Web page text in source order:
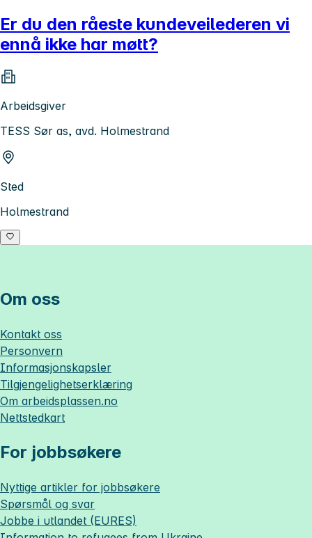
Er du den råeste kundeveilederen vi
ennå ikke har møtt?
Arbeidsgiver
TESS Sør as, avd. Holmestrand
Sted
Holmestrand
Om oss
Kontakt oss
Personvern
Informasjonskapsler
Tilgjengelighetserklæring
Om arbeidsplassen.no
Nettstedkart
For jobbsøkere
Nyttige artikler for jobbsøkere
Spørsmål og svar
Jobbe i utlandet (EURES)